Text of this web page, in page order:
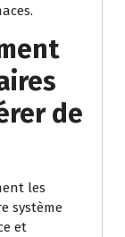
de
les
système
et